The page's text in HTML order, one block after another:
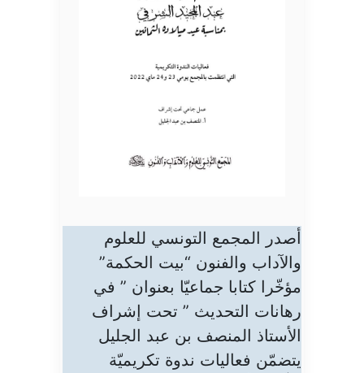
أصدر المجمع التونسي للعلوم
والآداب والفنون “بيت الحكمة”
مؤخّرا كتابا جماعيّا بعنوان ” في
رهانات التحديث ” تحت إشراف
الأستاذ المنصف بن عبد الجليل
يتضمّن فعاليات ندوة تكريميّة